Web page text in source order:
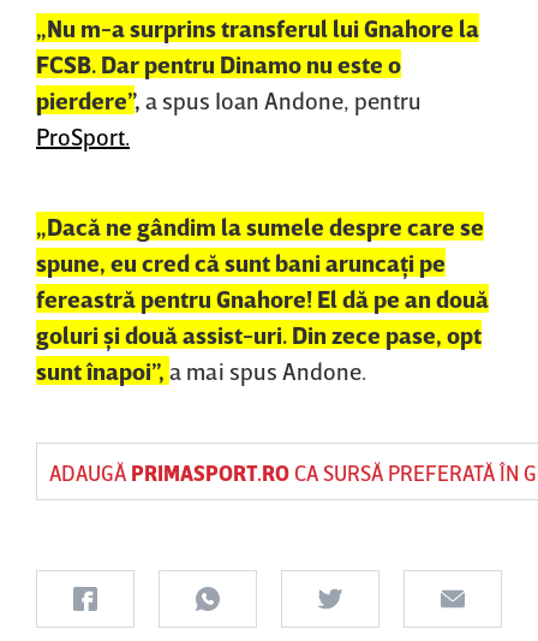
„Nu m-a surprins transferul lui Gnahore la
FCSB. Dar pentru Dinamo nu este o
pierdere”, a spus Ioan Andone, pentru
ProSport.
„Dacă ne gândim la sumele despre care se
spune, eu cred că sunt bani aruncaţi pe
fereastră pentru Gnahore! El dă pe an două
goluri şi două assist-uri. Din zece pase, opt
sunt înapoi”, a mai spus Andone.
ADAUGĂ PRIMASPORT.ROCA SURSĂ PREFERATĂ ÎN